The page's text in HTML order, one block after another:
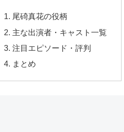
尾碕真花の役柄
主な出演者・キャスト一覧
注目エピソード・評判
まとめ